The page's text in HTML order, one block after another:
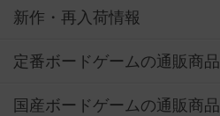
新作・再入荷情報
定番ボードゲームの通販商品
国産ボードゲームの通販商品